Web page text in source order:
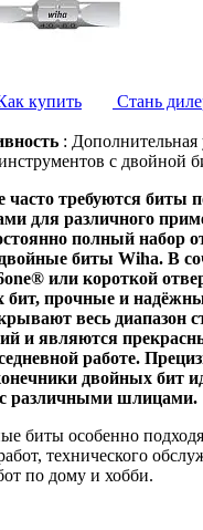
купить Стань
: Дополнительная
с двойной
часто требуются биты
для различного
полный набор
биты Wiha. В
или короткой
бит, прочные и
весь диапазон
и являются
работе.
двойных бит
различными шлицами.
биты особенно
технического
по дому и хобби.